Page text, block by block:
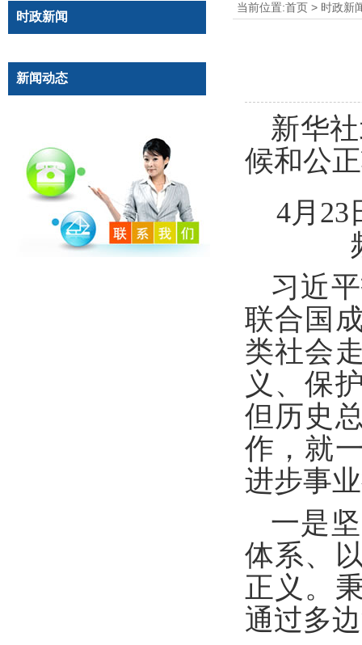
当前位置:首页 > 时政新
新华
候和公
4月23
习近
联合国
类社会
义、保
但历史
作，就
进步事
一是
体系、
正义。
通过多
时政新闻
新闻动态